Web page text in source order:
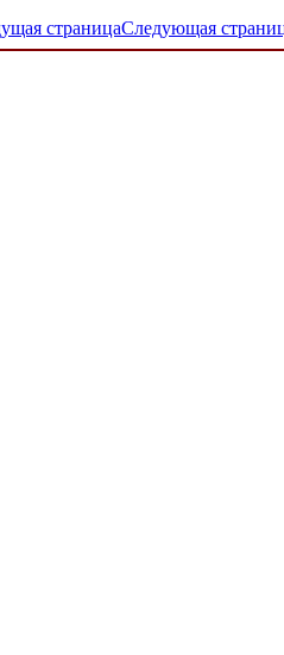
страницаСледующая